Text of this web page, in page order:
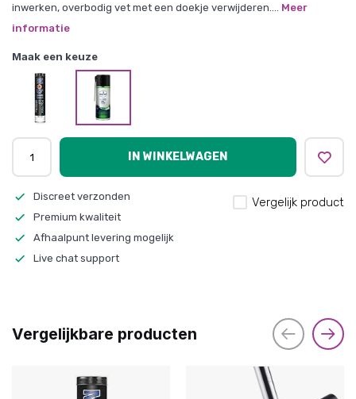
inwerken, overbodig vet met een doekje verwijderen.... Meer
informatie
Maak een keuze
IN WINKELWAGEN
Discreet verzonden
Premium kwaliteit
Afhaalpunt levering mogelijk
Live chat support
Vergelijk product
Vergelijkbare producten